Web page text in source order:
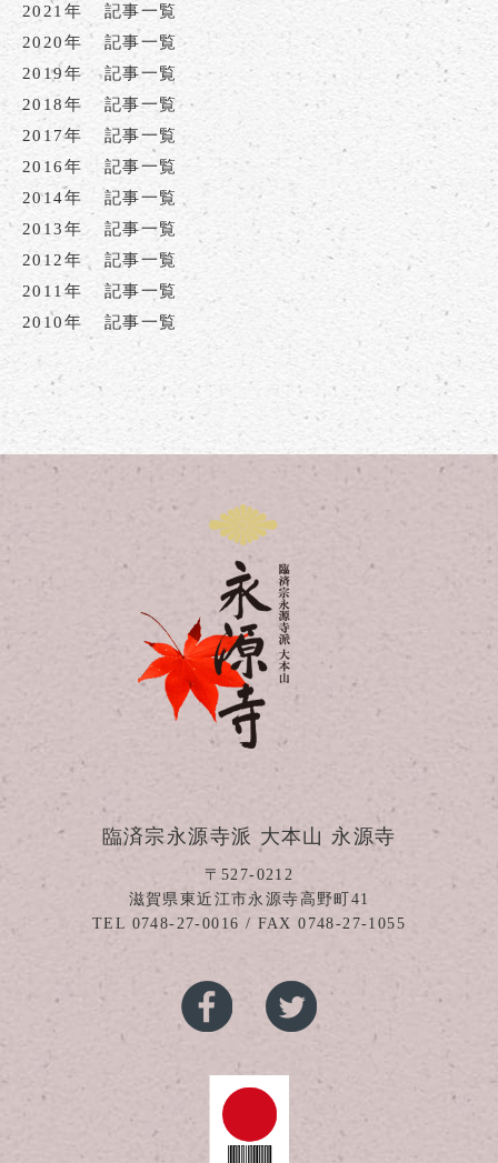
2021年
記事一覧
2020年
記事一覧
2019年
記事一覧
2018年
記事一覧
2017年
記事一覧
2016年
記事一覧
2014年
記事一覧
2013年
記事一覧
2012年
記事一覧
2011年
記事一覧
2010年
記事一覧
臨済宗永源寺派 大本山 永源寺
〒527-0212
滋賀県東近江市永源寺高野町41
TEL 0748-27-0016 / FAX 0748-27-1055